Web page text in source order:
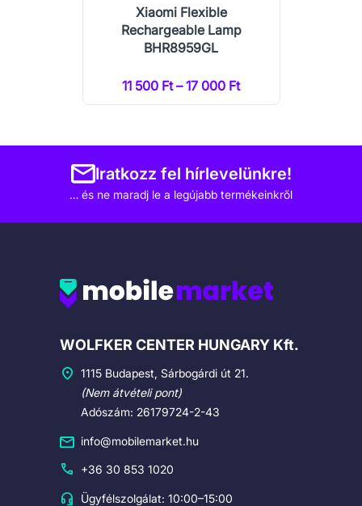
Xiaomi Flexible
Rechargeable Lamp
BHR8959GL
11 500 Ft – 17 000 Ft
Iratkozz fel hírlevelünkre!
… és ne maradj le a legújabb termékeinkről
Cégadatok
WOLFKER CENTER HUNGARY Kft.
1115 Budapest, Sárbogárdi út 21.
(Nem átvételi pont)
Adószám: 26179724-2-43
info@mobilemarket.hu
+36 30 853 1020
Ügyfélszolgálat: 10:00–15:00